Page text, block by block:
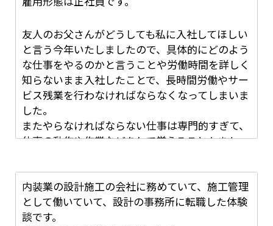
した。
もちろん、仕事により精神的に参ってしまったも
のの後腐れなく辞めたいと思ったため退職理由は
「一身上の都合」としました。
自身の気持ちとは裏腹に体調面にも支障をきたし
たことで、特に無理な引き止めなどは受けずそれ
社内規定にあった半年前申告を守り退職届を出し
て半年後に辞めました。
その後少しの期間で療養を行い、心から楽しいと
会社です。
関係トラブルになります。
１０代から５０代の人が働く建設業でしたが、一
人の先輩社員と仲が悪くなったのが原因です。
どこの職場でも必ずある人間関係トラブルは、誰
かが辞めないといけない状況になります。
辞める１年前ぐらいから、先輩社員と仲が悪く何
かにつけて小言を言われます。
友人のお父さんがどうしても私に入社してほしい
と言う今年いたしましたので、具体的にどのよう
な仕事をやるのかと言うことや労働時間を詳しく
知らないまま入社したことで、長時間労働やサー
ビス残業を行わなければならなくなってしまいま
した。
またやらなければならない仕事は専門的すぎて、
仕事の動作や作業などをして覚えることもまた一
仕事を退職すると言うことを言いづらかったです
内装業の設計施工の会社に務めていて、施工管理
として働いていて、設計の事務所に転職した体験
談です。